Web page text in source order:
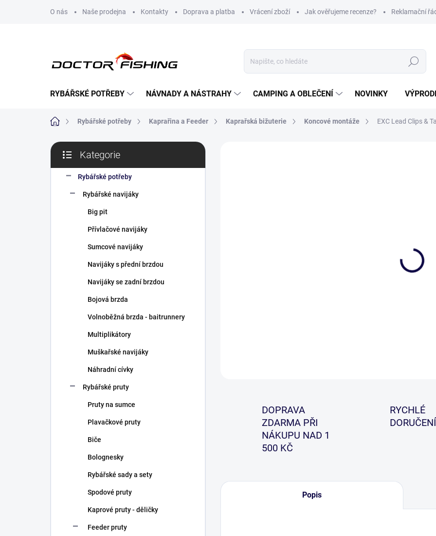
O nás Naše prodejna Kontakty Doprava a platba Vrácení zboží Jak ověřujeme recenze? Reklamační
Hledat
RYBÁŘSKÉ POTŘEBY NÁVNADY A NÁSTRAHY CAMPING A OBLEČENÍ NOVINKY
Domů Rybářské potřeby Kaprařina a Feeder Kaprařská bižuterie Koncové montáže EXC Lead Clips &
P
s
kategorie
Kategorie
Rybářské potřeby
Rybářské navijáky
Big pit
Přívlačové navijáky
Sumcové navijáky
Navijáky s přední brzdou
Navijáky se zadní brzdou
Bojová brzda
Volnoběžná brzda - baitrunnery
Multiplikátory
Muškařské navijáky
Náhradní cívky
Rybářské pruty
Pruty na sumce
Plavačkové pruty
Biče
Bolognesky
Rybářské sady a sety
Spodové pruty
Kaprové pruty - děličky
Feeder pruty
DOPRAVA
ZDARMA PŘI
NÁKUPU NAD 1
500 KČ
RYCHLÉ
DORUČENÍ
Popis